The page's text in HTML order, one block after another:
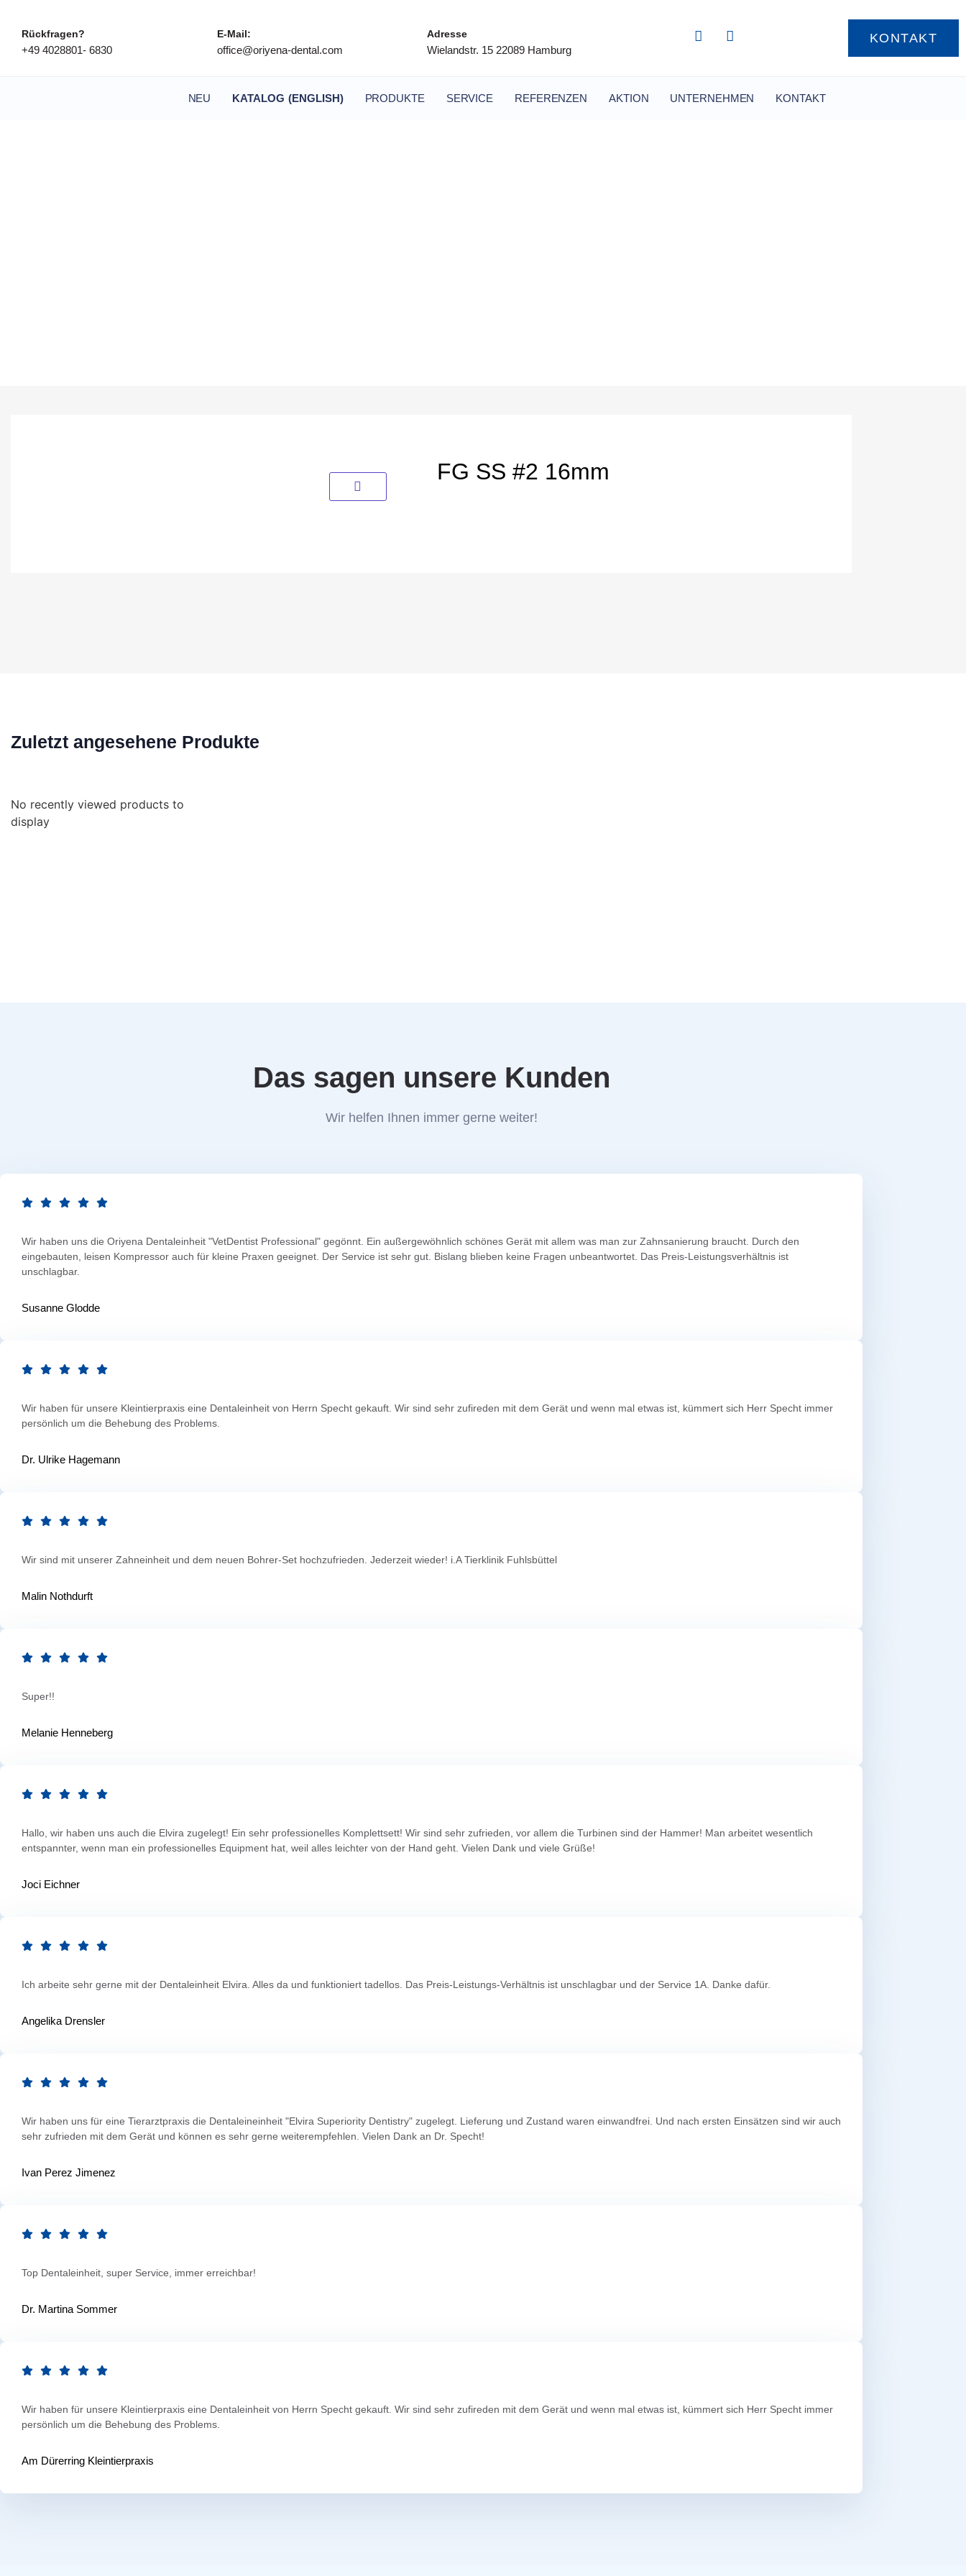
Rückfragen?
+49 4028801- 6830
E-Mail:
office@oriyena-dental.com
Adresse
Wielandstr. 15 22089 Hamburg
KONTAKT
NEU KATALOG (ENGLISH) PRODUKTE SERVICE REFERENZEN AKTION UNTERNEHMEN KONTAKT
FG SS #2 16mm
Zuletzt angesehene Produkte
No recently viewed products to
display
Das sagen unsere Kunden
Wir helfen Ihnen immer gerne weiter!
Wir haben uns die Oriyena Dentaleinheit "VetDentist Professional" gegönnt. Ein außergewöhnlich schönes Gerät mit allem was man zur Zahnsanierung braucht. Durch den
eingebauten, leisen Kompressor auch für kleine Praxen geeignet. Der Service ist sehr gut. Bislang blieben keine Fragen unbeantwortet. Das Preis-Leistungsverhältnis ist
unschlagbar.
Susanne Glodde
Wir haben für unsere Kleintierpraxis eine Dentaleinheit von Herrn Specht gekauft. Wir sind sehr zufireden mit dem Gerät und wenn mal etwas ist, kümmert sich Herr Specht immer
persönlich um die Behebung des Problems.
Dr. Ulrike Hagemann
Wir sind mit unserer Zahneinheit und dem neuen Bohrer-Set hochzufrieden. Jederzeit wieder! i.A Tierklinik Fuhlsbüttel
Malin Nothdurft
Super!!
Melanie Henneberg
Hallo, wir haben uns auch die Elvira zugelegt! Ein sehr professionelles Komplettsett! Wir sind sehr zufrieden, vor allem die Turbinen sind der Hammer! Man arbeitet wesentlich
entspannter, wenn man ein professionelles Equipment hat, weil alles leichter von der Hand geht. Vielen Dank und viele Grüße!
Joci Eichner
Ich arbeite sehr gerne mit der Dentaleinheit Elvira. Alles da und funktioniert tadellos. Das Preis-Leistungs-Verhältnis ist unschlagbar und der Service 1A. Danke dafür.
Angelika Drensler
Wir haben uns für eine Tierarztpraxis die Dentaleineinheit "Elvira Superiority Dentistry" zugelegt. Lieferung und Zustand waren einwandfrei. Und nach ersten Einsätzen sind wir auch
sehr zufrieden mit dem Gerät und können es sehr gerne weiterempfehlen. Vielen Dank an Dr. Specht!
Ivan Perez Jimenez
Top Dentaleinheit, super Service, immer erreichbar!
Dr. Martina Sommer
Wir haben für unsere Kleintierpraxis eine Dentaleinheit von Herrn Specht gekauft. Wir sind sehr zufireden mit dem Gerät und wenn mal etwas ist, kümmert sich Herr Specht immer
persönlich um die Behebung des Problems.
Am Dürerring Kleintierpraxis